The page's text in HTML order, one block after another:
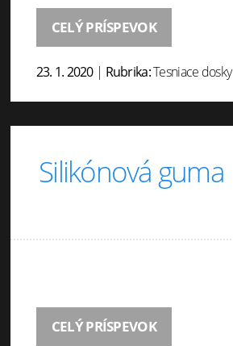
CELÝ PRÍSPEVOK
23. 1. 2020 | Rubrika:Tesniace dosky
Silikónová guma
CELÝ PRÍSPEVOK